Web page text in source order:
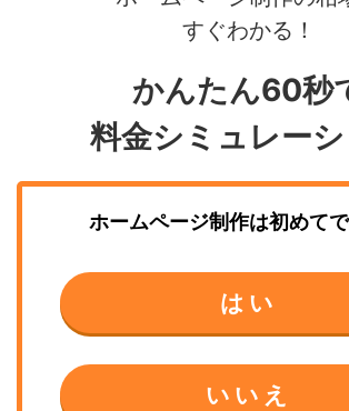
すぐわかる！
かんたん60秒
料金シミュレー
ホームページ制作は初めて
はい
いいえ